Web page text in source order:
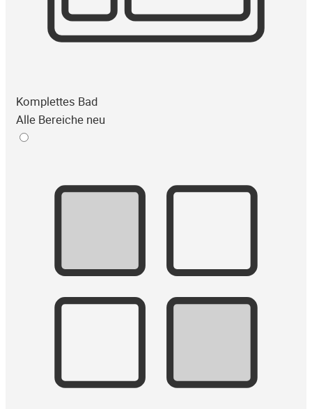
Komplettes Bad
Alle Bereiche neu